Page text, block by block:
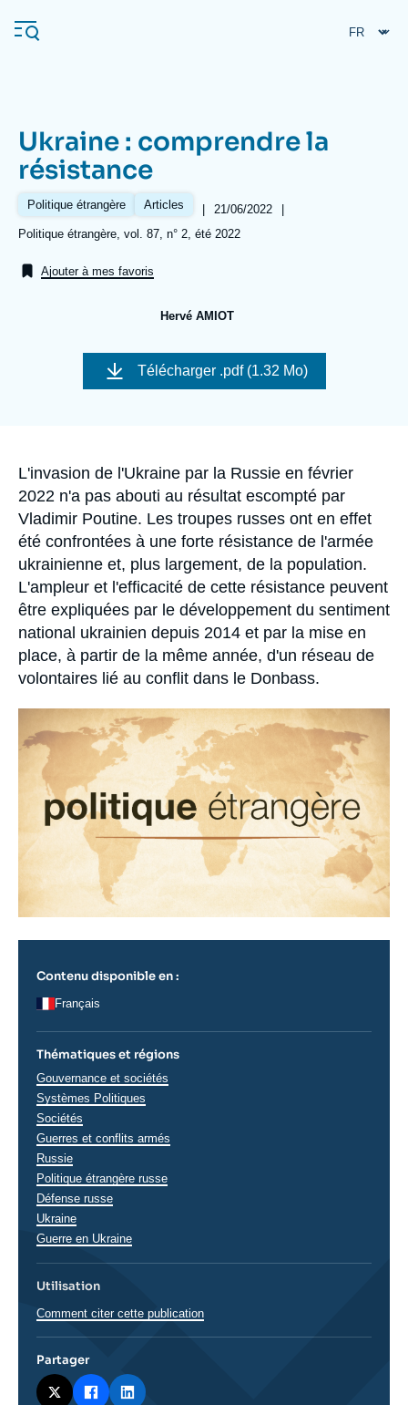
au
contenu
Navigation
principale
L'Ifri
Analyses
Ukraine : comprendre la
résistance
Politique étrangère Articles |
Date
de
21/06/2022
|
Références
Politique étrangère, vol. 87, n° 2, été 2022
Ajouter à mes favoris
Hervé AMIOT
Image
couverture
Télécharger .pdf (1.32 Mo)
Accroche
L'invasion de l'Ukraine par la Russie en février
2022 n'a pas abouti au résultat escompté par
Vladimir Poutine. Les troupes russes ont en effet
été confrontées à une forte résistance de l'armée
ukrainienne et, plus largement, de la population.
L'ampleur et l'efficacité de cette résistance peuvent
être expliquées par le développement du sentiment
national ukrainien depuis 2014 et par la mise en
place, à partir de la même année, d'un réseau de
volontaires lié au conflit dans le Donbass.
principale
Contenu disponible en :
Français
Thématiques et régions
Thématiques
analyses
Gouvernance et sociétés
Systèmes Politiques
Sociétés
Guerres et conflits armés
Régions
Russie
Politique étrangère russe
Défense russe
Ukraine
Guerre en Ukraine
Utilisation
Comment citer cette publication
Partager